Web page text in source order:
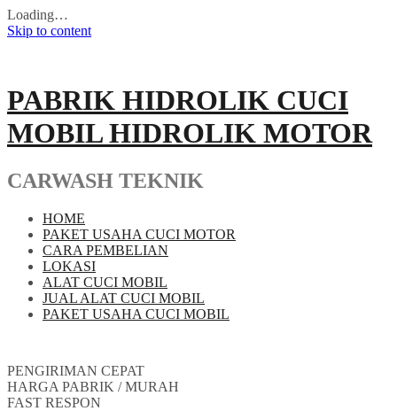
Loading…
Skip to content
PABRIK HIDROLIK CUCI
MOBIL HIDROLIK MOTOR
CARWASH TEKNIK
HOME
PAKET USAHA CUCI MOTOR
CARA PEMBELIAN
LOKASI
ALAT CUCI MOBIL
JUAL ALAT CUCI MOBIL
PAKET USAHA CUCI MOBIL
PENGIRIMAN CEPAT
HARGA PABRIK / MURAH
FAST RESPON